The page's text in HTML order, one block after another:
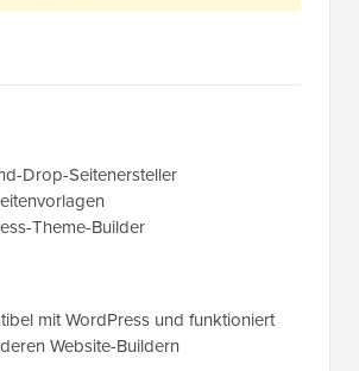
Drop-Seitenersteller
Theme-Builder
mit WordPress und funktioniert
Website-Buildern